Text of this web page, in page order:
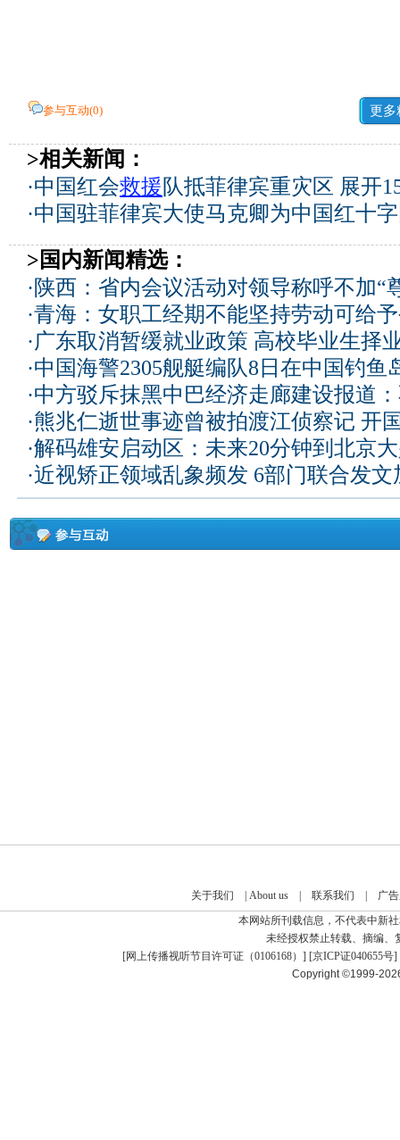
参与互动(0) 更多
>相关新闻：
·中国红会救援 队抵菲律宾重灾区 展开
·中国驻菲律宾大使马克卿为中国红十
>国内新闻精选：
· 陕西：省内会议活动对领导称呼不加“
·青海：女职工经期不能坚持劳动可给
·广东取消暂缓就业政策 高校毕业生择
·中国海警2305舰艇编队8日在中国钓鱼
·中方驳斥抹黑中巴经济走廊建设报道
·熊兆仁逝世事迹曾被拍渡江侦察记 开
·解码雄安启动区：未来20分钟到北京
·近视矫正领域乱象频发 6部门联合发文
关于我们 About us| 联系我们
广
本网站所刊载信息，不代表中新
未经授权禁止转载、摘编、
[网上传播视听节目许可证（0106168） ] [京ICP证040655号]
Copyright ©1999-